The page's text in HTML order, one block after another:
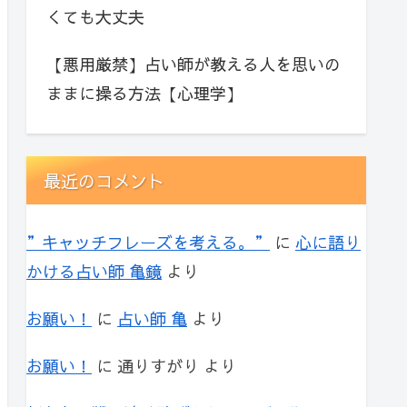
くても大丈夫
【悪用厳禁】占い師が教える人を思いの
ままに操る方法【心理学】
最近のコメント
”キャッチフレーズを考える。” に 心に語り
かける占い師 亀鏡 より
お願い！ に 占い師 亀 より
お願い！ に 通りすがり より